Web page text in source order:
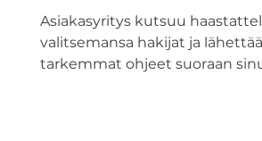
Asiakasyritys kutsuu
valitsemansa hakijat ja lähettää
tarkemmat ohjeet suoraan